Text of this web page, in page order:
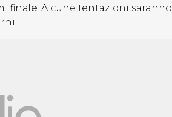
finale. Alcune tentazioni saranno